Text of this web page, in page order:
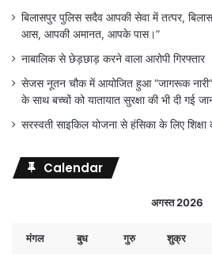
बिलासपुर पुलिस सदैव आपकी सेवा में तत्पर,
आस, आपकी अमानत, आपके पास।”
नाबालिक से छेड़छाड़ करने वाला आरोपी गिरफ्तार
सेजस नूतन चौक में आयोजित हुआ “जागरूक नारी”
के साथ बच्चों को यातायात सुरक्षा की भी दी गई
सरस्वती साइकिल योजना से हंसिका के लिए
Calendar
अगस्त 2026
मंगल बुध गुरु शुक्र